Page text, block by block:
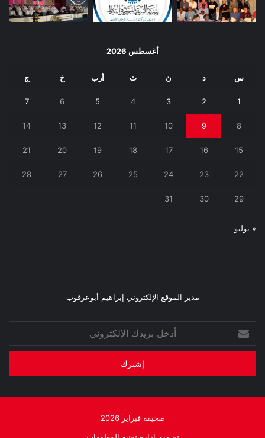
أغسطس 2026
س د ن ث أرب خ ج
1
2
3
4
5
6
7
8
9
10
11
12
13
14
15
16
17
18
19
20
21
22
23
24
25
26
27
28
29
30
31
« يوليو
مدير الموقع الإلكتروني إبراهيم أبوعرقوب
بريدك
الإلكتروني
صحيفة فبراير 2026